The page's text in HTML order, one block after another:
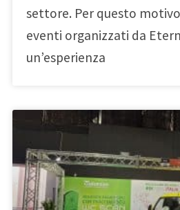
settore. Per questo
eventi organizzati da
un’esperienza